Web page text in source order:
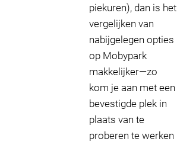
piekuren), dan is het
vergelijken van
nabijgelegen opties
op Mobypark
makkelijker—zo
kom je aan met een
bevestigde plek in
plaats van te
proberen te werken